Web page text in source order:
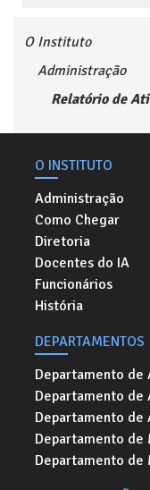
O Instituto
Administração
Relatório de
O INSTITUTO
Administração
Como Chegar
Diretoria
Docentes do IA
Funcionários
História
DEPARTAMENTOS
Departamento de
Departamento de
Departamento de
Departamento de
Departamento de